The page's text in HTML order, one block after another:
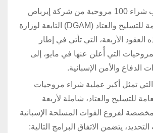
تقوم إسبانيا بطلب شراء 100 مروحية من شركة إيرباص
عبر المديرية العامة للتسليح والعتاد (DGAM) التابعة لوزارة
العقود الأربعة، التي تأتي في إطار
التي أُعلن عنها في مايو، إلى
الدفاع والأمن الإسبانية.
التي تمثل أكبر عملية شراء مروحيات
للتسليح والعتاد، شاملة لأربعة
لفروع القوات المسلحة الإسبانية
يتضمن الاتفاق البرامج التالية: